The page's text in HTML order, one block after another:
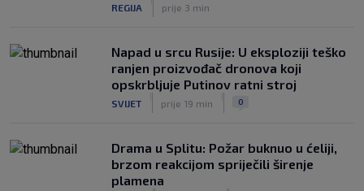
REGIJA prije 3 min
Napad u srcu Rusije: U eksploziji teško
ranjen proizvođač dronova koji
opskrbljuje Putinov ratni stroj
SVIJET prije 19 min 0
Drama u Splitu: Požar buknuo u ćeliji,
brzom reakcijom spriječili širenje
plamena